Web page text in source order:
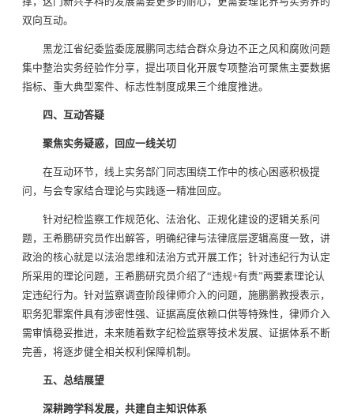
双向互动。
黑龙江省纪委监委庞展鹏同志结合群众身边不正之风和腐败问题
集中整治实务经验作分享，提出项目化开展专项整治可聚焦主要数据
指标、重大典型案件、标志性制度成果三个维度推进。
四、互动答疑
聚焦实务疑惑，回应一线关切
在互动环节，线上实务部门同志围绕工作中的核心困惑积极提
问，与会专家结合理论与实践逐一精准回应。
针对纪检监察工作规范化、法治化、正规化建设的逻辑关系问
题，王希鹏研究员作出解答，明确纪律与法律底层逻辑高度一致，讲
政治的核心就是以法治思维和法治方式开展工作；针对违纪行为认定
所采用的理论问题，王希鹏研究员介绍了“违规+有责”两要素理论认
定违纪行为。针对监察调查阶段律师介入的问题，施鹏鹏教授表示，
职务犯罪案件具有涉密性强、证据高度依赖口供等特殊性，律师介入
需审慎稳妥推进，未来随着数字纪检监察等技术发展、证据体系不断
完善，将逐步健全相关权利保障机制。
五、总结展望
深耕跨学科发展，共建自主知识体系